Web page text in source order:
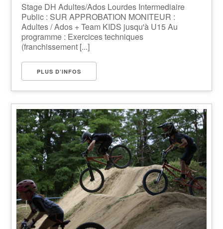
Stage DH Adultes/Ados Lourdes Intermediaire
Public : SUR APPROBATION MONITEUR :
Adultes / Ados + Team KIDS jusqu'à U15 Au
programme : Exercices techniques
(franchissement [...]
PLUS D’INFOS